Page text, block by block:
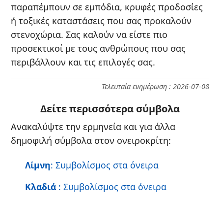
παραπέμπουν σε εμπόδια, κρυφές προδοσίες
ή τοξικές καταστάσεις που σας προκαλούν
στενοχώρια. Σας καλούν να είστε πιο
προσεκτικοί με τους ανθρώπους που σας
περιβάλλουν και τις επιλογές σας.
Τελευταία ενημέρωση : 2026-07-08
Δείτε περισσότερα σύμβολα
Ανακαλύψτε την ερμηνεία και για άλλα
δημοφιλή σύμβολα στον ονειροκρίτη:
Λίμνη: Συμβολίσμος στα όνειρα
Κλαδιά : Συμβολίσμος στα όνειρα